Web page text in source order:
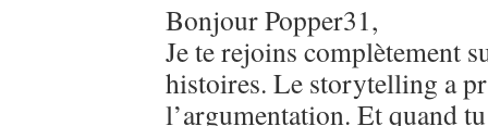
Bonjour Popper31,
Je te rejoins complètement
histoires. Le storytelling a
l’argumentation. Et quand